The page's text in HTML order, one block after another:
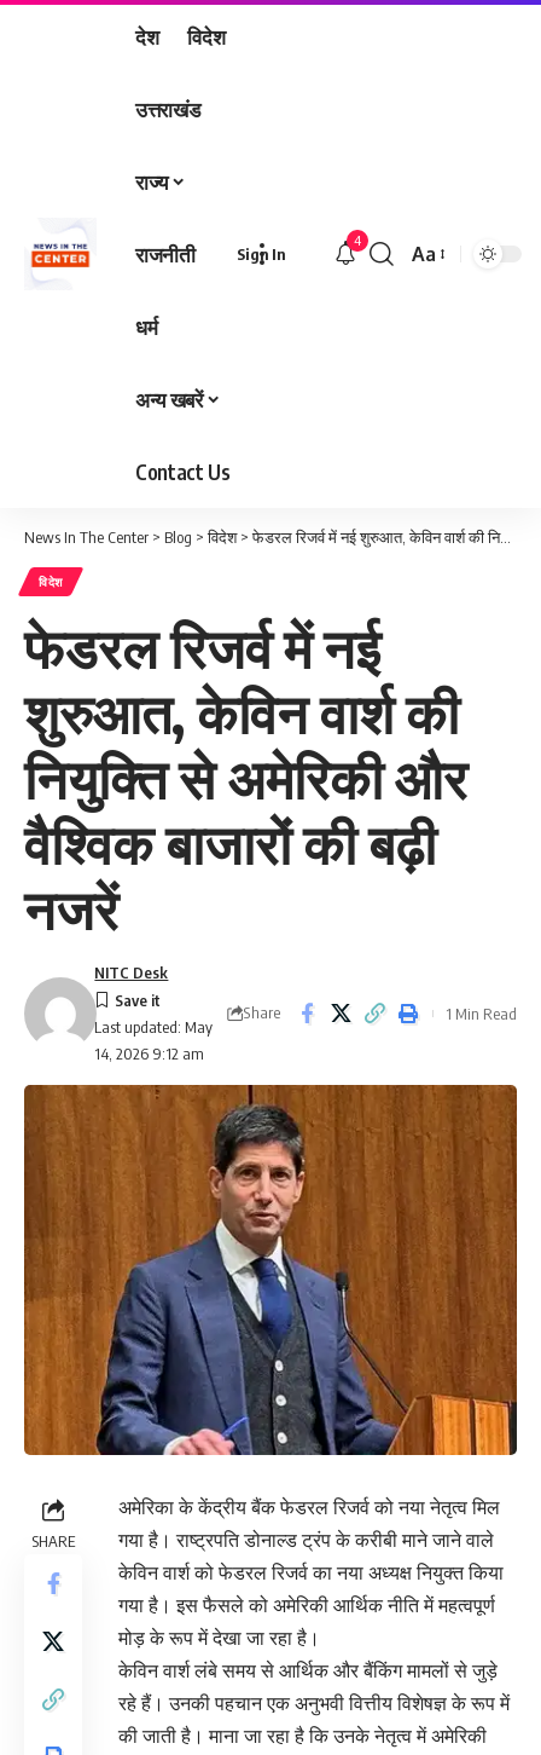
देश विदेश
उत्तराखंड
राज्य
राजनीती
धर्म
अन्य खबरें
Contact Us
Sign In
4
Font
Aa
News In The Center > Blog >विदेश>फेडरल रिजर्व में नई शुरुआत, केविन वार्श की नियुक्ति से अमेरिकी और वैश्विक बाजारों की बढ़ी नजरें
विदेश
फेडरल रिजर्व में नई
शुरुआत, केविन वार्श की
नियुक्ति से अमेरिकी और
वैश्विक बाजारों की बढ़ी
नजरें
Last updated: May
14, 2026 9:12 am
NITC Desk
Share 1 Min Read
SHARE
अमेरिका के केंद्रीय बैंक फेडरल रिजर्व को नया नेतृत्व मिल
गया है। राष्ट्रपति डोनाल्ड ट्रंप के करीबी माने जाने वाले
केविन वार्श को फेडरल रिजर्व का नया अध्यक्ष नियुक्त किया
गया है। इस फैसले को अमेरिकी आर्थिक नीति में महत्वपूर्ण
मोड़ के रूप में देखा जा रहा है।
केविन वार्श लंबे समय से आर्थिक और बैंकिंग मामलों से जुड़े
रहे हैं। उनकी पहचान एक अनुभवी वित्तीय विशेषज्ञ के रूप में
की जाती है। माना जा रहा है कि उनके नेतृत्व में अमेरिकी